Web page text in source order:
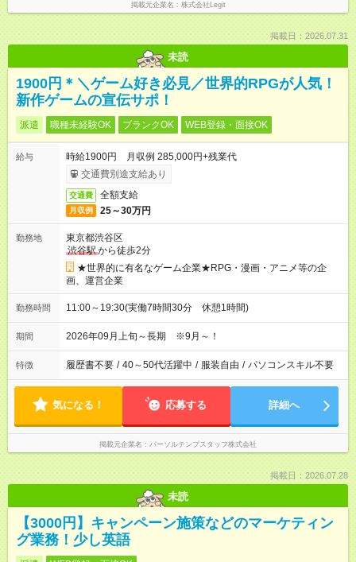
掲載元企業名 株式会社Legit
掲載日：2026.07.31
未読
1900円＊＼ゲーム好き必見／世界的RPGが人気！
新作ゲームの宣伝サポ！
派遣 職種未経験OK ブランクOK WEB登録・面接OK
給与
時給1900円 月収例 285,000円+残業代
交通費別途支給あり
交通費 全額支給
月収例 25～30万円
勤務地
東京都渋谷区
渋谷駅から徒歩2分
★世界的に有名なゲーム企業★RPG・漫画・アニメ等の企
画、運営企業
勤務時間 11:00～19:30(実働7時間30分 休憩1時間)
期間 2026年09月上旬～長期 ※9月～！
特徴 履歴書不要 / 40～50代活躍中 / 服装自由 / パソコンスキル不要
気になる！ 応募する 詳細へ
掲載元企業名 パーソルテンプスタッフ株式会社
掲載日：2026.07.28
未読
【3000円】キャンペーン施策などのマーケティン
グ業務！少し英語